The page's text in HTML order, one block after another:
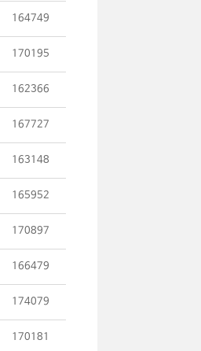
164749
170195
162366
167727
163148
165952
170897
166479
174079
170181